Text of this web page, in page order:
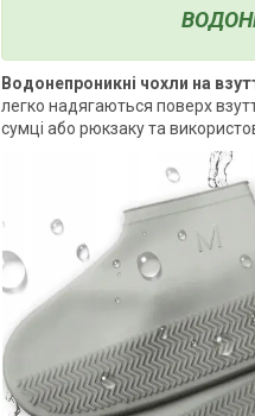
Водонепроникні чохли на
легко надягаються поверх
сумці або рюкзаку та